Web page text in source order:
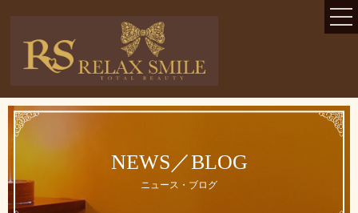
TOP
コンセプト
ニュース・ブログ
NEWS／BLOG
ニュース・ブログ